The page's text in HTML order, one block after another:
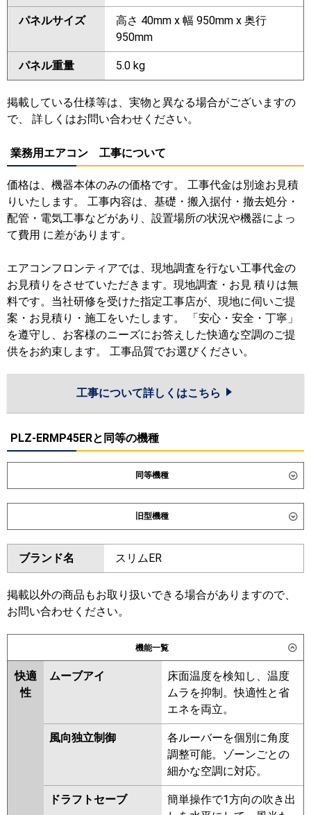
パネルサイズ
高さ 40mm x 幅 950mm x 奥行
950mm
パネル重量 5.0 kg
掲載している仕様等は、実物と異なる場合がございますの
で、 詳しくはお問い合わせください。
業務用エアコン 工事について
価格は、機器本体のみの価格です。 工事代金は別途お見積
りいたします。 工事内容は、基礎・搬入据付・撤去処分・
配管・電気工事などがあり、設置場所の状況や機器によっ
て費用 に差があります。
エアコンフロンティアでは、現地調査を行ない工事代金の
お見積りをさせていただきます。現地調査・お見 積りは無
料です。当社研修を受けた指定工事店が、現地に伺いご提
案・お見積り・施工をいたします。 「安心・安全・丁寧」
を遵守し、お客様のニーズにお答えした快適な空調のご提
供をお約束します。 工事品質でお選びください。
工事について詳しくはこちら
PLZ-ERMP45ERと同等の機種
同等機種
ダイキン SZRC45CNT SZRC45CT
SZRUC45CT
東芝 GUSA045131XU GUSA045131MUB
GUSA04513P1XU
三菱電機 PLZ-ERMP45H6
RCI-GP45RSH12
三菱重工 FDTV456H6SA FDTV456H6SA-rak
FDTV456H6SA-airf
FDTV456H6SA-osj
パナソニック PA-P45U7HNCX
PA-P45U7HC
PA-P45U7HNC
旧型機種
ダイキン SZRC45BYT SZRC45BYNT
SZRUC45BYT
SZRC45BJT SZRJC45BJT
SZRJC45BFT SZRC45BFT
SZRC45BFNT
GUSA04513XU
GUSA04513PXU
GUSA04513PMUB
RUSA04533MUB
RUSA04533XU
RUSA04533MU RUSA04533M
RUSA04533X AUSA04577X
AUSA04577M
三菱電機 PLZ-ERMP45HLE5 PLZ-
ERMP45H5 PLZ-ERMP45HE5
ブランド名 スリムER
掲載以外の商品もお取り扱いできる場合がありますので、
お問い合わせください。
機能一覧
快適
性
ムーブアイ
床面温度を検知し、温度
ムラを抑制。快適性と省
エネを両立。
風向独立制御
各ルーバーを個別に角度
調整可能。ゾーンごとの
細かな空調に対応。
ドラフトセーブ
簡単操作で1方向の吹き出